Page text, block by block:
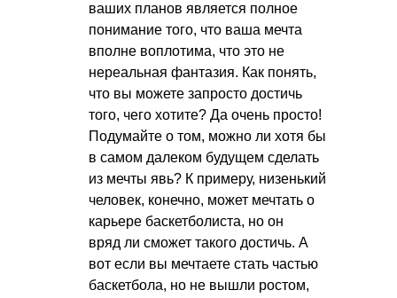
ваших планов является полное
понимание того, что ваша мечта
вполне воплотима, что это не
нереальная фантазия. Как понять,
что вы можете запросто достичь
того, чего хотите? Да очень просто!
Подумайте о том, можно ли хотя бы
в самом далеком будущем сделать
из мечты явь? К примеру, низенький
человек, конечно, может мечтать о
карьере баскетболиста, но он
вряд ли сможет такого достичь. А
вот если вы мечтаете стать частью
баскетбола, но не вышли ростом,